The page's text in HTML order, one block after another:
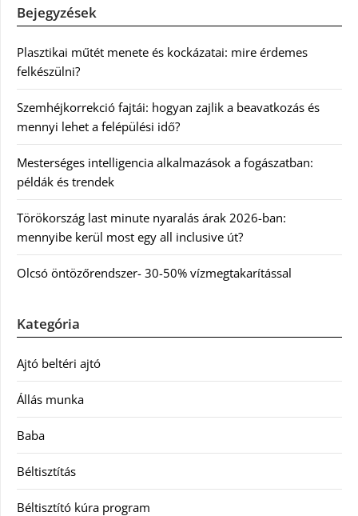
Bejegyzések
Plasztikai műtét menete és kockázatai: mire érdemes
felkészülni?
Szemhéjkorrekció fajtái: hogyan zajlik a beavatkozás és
mennyi lehet a felépülési idő?
Mesterséges intelligencia alkalmazások a fogászatban:
példák és trendek
Törökország last minute nyaralás árak 2026-ban:
mennyibe kerül most egy all inclusive út?
Olcsó öntözőrendszer- 30-50% vízmegtakarítással
Kategória
Ajtó beltéri ajtó
Állás munka
Baba
Béltisztítás
Béltisztító kúra program